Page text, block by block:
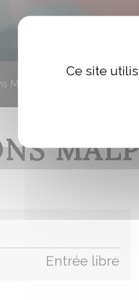
Malpertuis
Entrée libre
Ce site